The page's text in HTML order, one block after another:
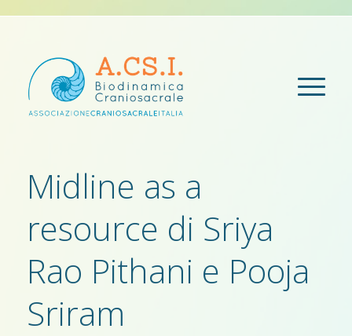
Midline as a
resource di Sriya
Rao Pithani e Pooja
Sriram